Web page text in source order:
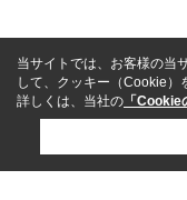
当サイトでは、お客様の当
して、クッキー（Cookie）
詳しくは、当社の 「Cookie